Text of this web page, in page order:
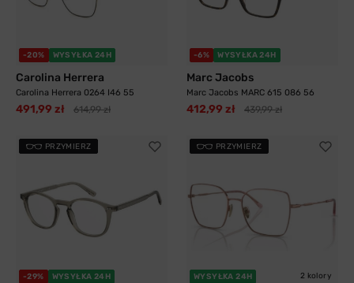
-20% WYSYŁKA 24H
Carolina Herrera
Carolina Herrera 0264 I46 55
491,99 zł 614,99 zł
-6% WYSYŁKA 24H
Marc Jacobs
Marc Jacobs MARC 615 086 56
412,99 zł 439,99 zł
PRZYMIERZ
-29% WYSYŁKA 24H
PRZYMIERZ
WYSYŁKA 24H 2 kolory